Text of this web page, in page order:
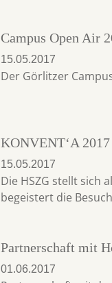
Campus Open Air
15.05.2017
Der Görlitzer
KONVENT‘A
15.05.2017
Die HSZG stellt sich
begeistert die
Partnerschaft mit
01.06.2017